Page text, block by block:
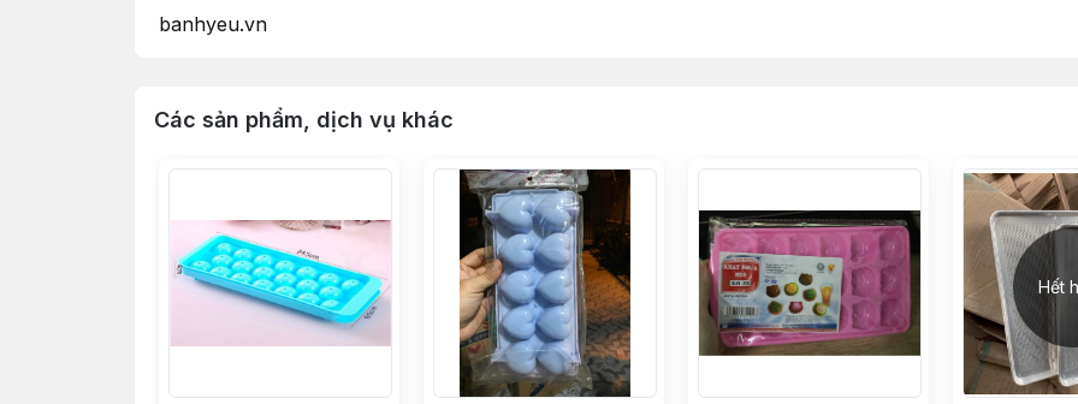
banhyeu.vn
Các sản phẩm, dịch vụ khác
Hết